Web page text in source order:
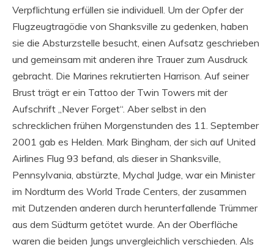
Verpflichtung erfüllen sie individuell. Um der Opfer der
Flugzeugtragödie von Shanksville zu gedenken, haben
sie die Absturzstelle besucht, einen Aufsatz geschrieben
und gemeinsam mit anderen ihre Trauer zum Ausdruck
gebracht. Die Marines rekrutierten Harrison. Auf seiner
Brust trägt er ein Tattoo der Twin Towers mit der
Aufschrift „Never Forget“. Aber selbst in den
schrecklichen frühen Morgenstunden des 11. September
2001 gab es Helden. Mark Bingham, der sich auf United
Airlines Flug 93 befand, als dieser in Shanksville,
Pennsylvania, abstürzte, Mychal Judge, war ein Minister
im Nordturm des World Trade Centers, der zusammen
mit Dutzenden anderen durch herunterfallende Trümmer
aus dem Südturm getötet wurde. An der Oberfläche
waren die beiden Jungs unvergleichlich verschieden. Als